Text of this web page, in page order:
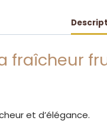
fraîcheur
et d’élégance.